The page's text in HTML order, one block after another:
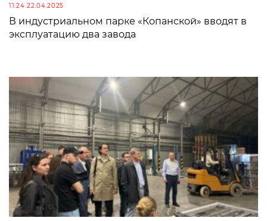
11:24 22.04.2025
В индустриальном парке «Копанской» вводят в
эксплуатацию два завода